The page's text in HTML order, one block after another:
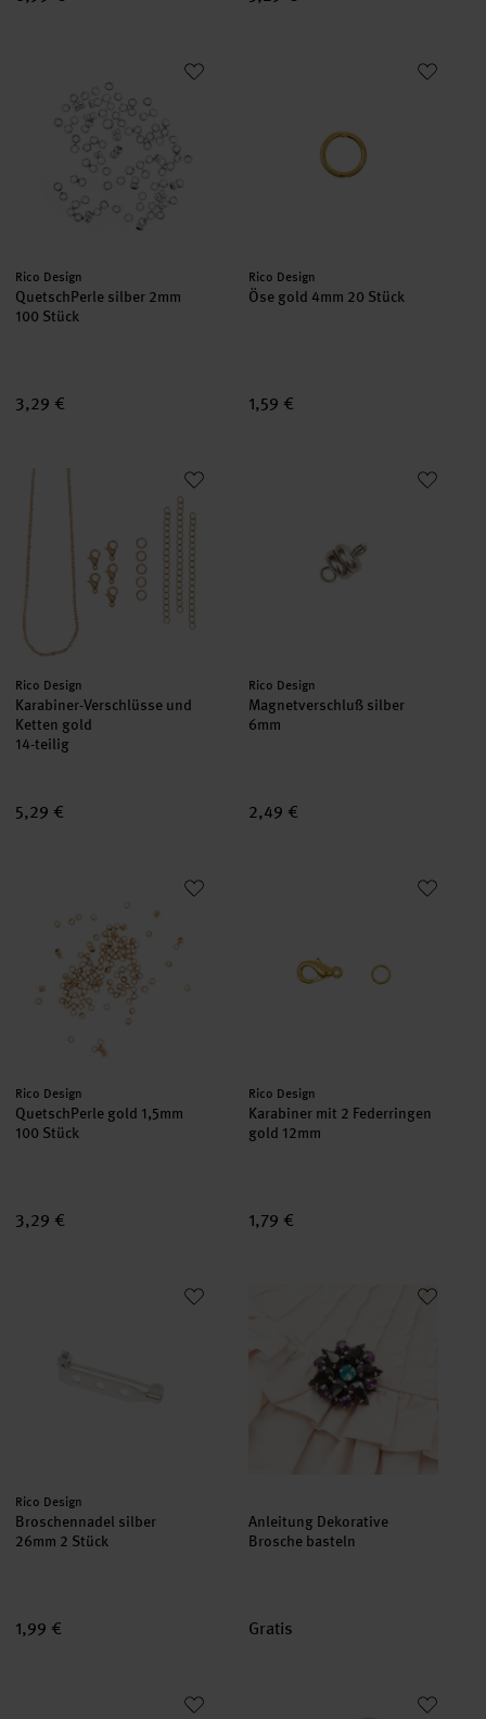
QuetschPerle silber 2mm 100 Stück
Hersteller:
Rico Design
QuetschPerle silber 2mm
100 Stück
3,29 €
Öse gold 4mm 20 Stück
Hersteller:
Rico Design
Öse gold 4mm 20 Stück
1,59 €
Karabiner-Verschlüsse und Ketten gold
Hersteller:
Rico Design
Karabiner-Verschlüsse und
Ketten gold
14-teilig
5,29 €
Magnetverschluß silber 6mm
Hersteller:
Rico Design
Magnetverschluß silber
6mm
2,49 €
QuetschPerle gold 1,5mm 100 Stück
Hersteller:
Rico Design
QuetschPerle gold 1,5mm
100 Stück
3,29 €
Karabiner mit 2 Federringen
Hersteller:
Rico Design
Karabiner mit 2 Federringen
gold 12mm
1,79 €
Hersteller:
Rico Design
Broschennadel silber
26mm 2 Stück
1,99 €
Anleitung Dekorative Brosche
Anleitung Dekorative
Brosche basteln
Gratis
Ohrhaken Edelstahl 17mm 2 StückOhrhaken mit Feder gold 10